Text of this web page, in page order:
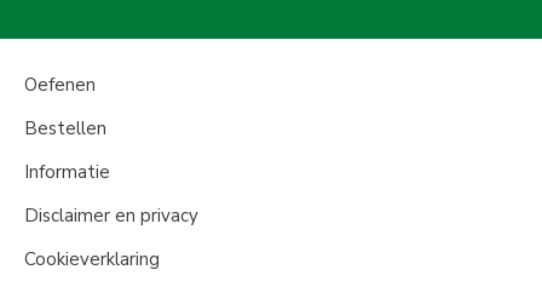
Oefenen
Bestellen
Informatie
Disclaimer en privacy
Cookieverklaring